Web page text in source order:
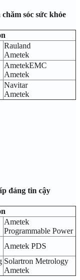
sóc sức khỏe
Rauland
Ametek
AmetekEMC
Ametek
Navitar
Ametek
đáng tin cậy
Ametek
Programmable Power
Ametek PDS
Solartron Metrology
Ametek